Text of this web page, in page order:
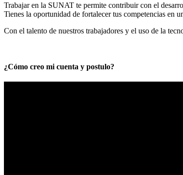
Trabajar en la SUNAT te permite contribuir con el
Tienes la oportunidad de fortalecer tus competencias en
Con el talento de nuestros trabajadores y el uso de la
¿Cómo creo mi cuenta y postulo?